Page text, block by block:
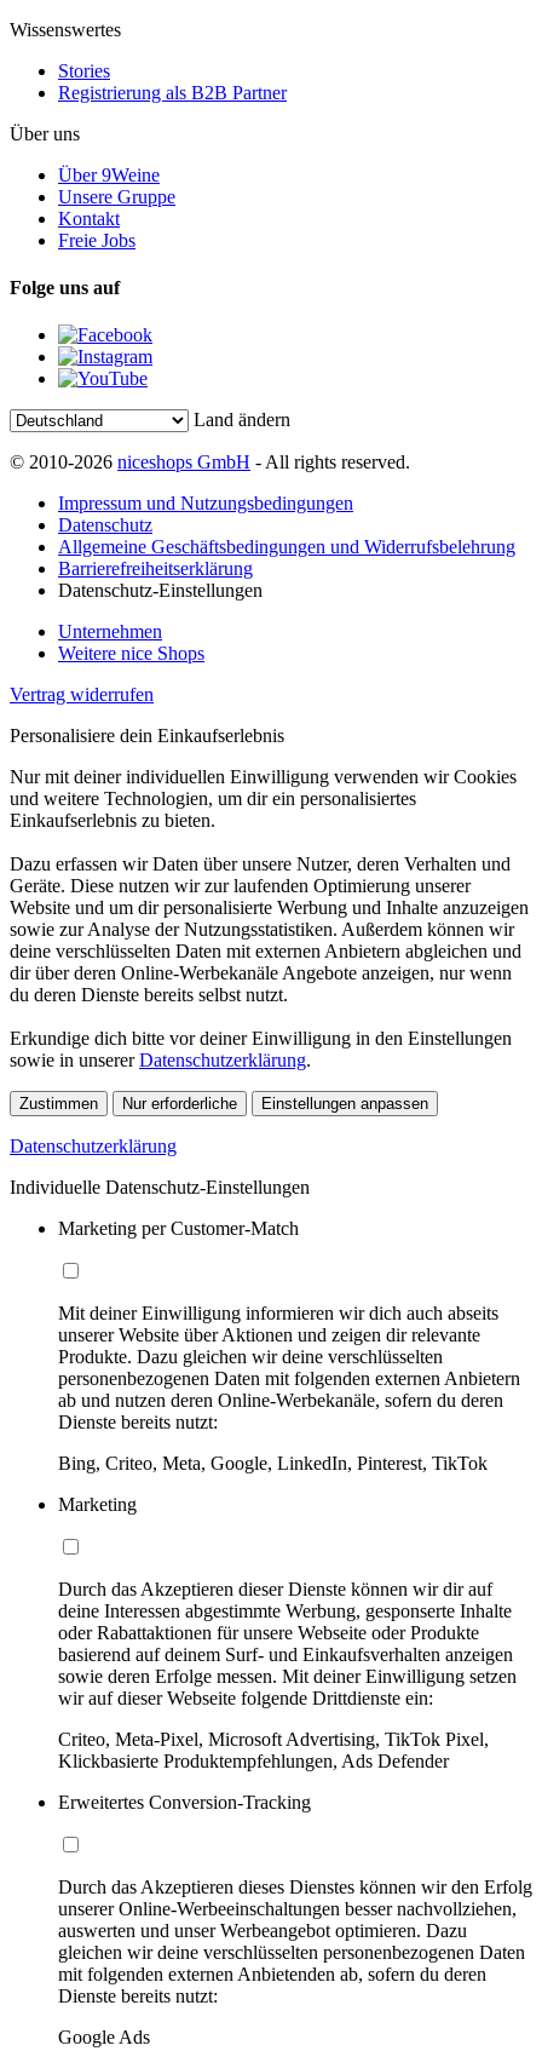
Wissenswertes
Stories
Registrierung als B2B Partner
Über uns
Über 9Weine
Unsere Gruppe
Kontakt
Freie Jobs
Folge uns auf
Land ändern
© 2010-2026 niceshops GmbH - All rights reserved.
Impressum und Nutzungsbedingungen
Datenschutz
Allgemeine Geschäftsbedingungen und Widerrufsbelehrung
Barrierefreiheitserklärung
Datenschutz-Einstellungen
Unternehmen
Weitere nice Shops
Vertrag widerrufen
Personalisiere dein Einkaufserlebnis
Nur mit deiner individuellen Einwilligung verwenden wir Cookies
und weitere Technologien, um dir ein personalisiertes
Einkaufserlebnis zu bieten.
Dazu erfassen wir Daten über unsere Nutzer, deren Verhalten und
Geräte. Diese nutzen wir zur laufenden Optimierung unserer
Website und um dir personalisierte Werbung und Inhalte anzuzeigen
sowie zur Analyse der Nutzungsstatistiken. Außerdem können wir
deine verschlüsselten Daten mit externen Anbietern abgleichen und
dir über deren Online-Werbekanäle Angebote anzeigen, nur wenn
du deren Dienste bereits selbst nutzt.
Erkundige dich bitte vor deiner Einwilligung in den Einstellungen
sowie in unsererDatenschutzerklärung.
Zustimmen Nur erforderliche Einstellungen anpassen
Datenschutzerklärung
Individuelle Datenschutz-Einstellungen
Marketing per Customer-Match
Mit deiner Einwilligung informieren wir dich auch abseits
unserer Website über Aktionen und zeigen dir relevante
Produkte. Dazu gleichen wir deine verschlüsselten
personenbezogenen Daten mit folgenden externen Anbietern
ab und nutzen deren Online-Werbekanäle, sofern du deren
Dienste bereits nutzt:
Bing, Criteo, Meta, Google, LinkedIn, Pinterest, TikTok
Marketing
Durch das Akzeptieren dieser Dienste können wir dir auf
deine Interessen abgestimmte Werbung, gesponserte Inhalte
oder Rabattaktionen für unsere Webseite oder Produkte
basierend auf deinem Surf- und Einkaufsverhalten anzeigen
sowie deren Erfolge messen. Mit deiner Einwilligung setzen
wir auf dieser Webseite folgende Drittdienste ein:
Criteo, Meta-Pixel, Microsoft Advertising, TikTok Pixel,
Klickbasierte Produktempfehlungen, Ads Defender
Erweitertes Conversion-Tracking
Durch das Akzeptieren dieses Dienstes können wir den Erfolg
unserer Online-Werbeeinschaltungen besser nachvollziehen,
auswerten und unser Werbeangebot optimieren. Dazu
gleichen wir deine verschlüsselten personenbezogenen Daten
mit folgenden externen Anbietenden ab, sofern du deren
Dienste bereits nutzt:
Google Ads